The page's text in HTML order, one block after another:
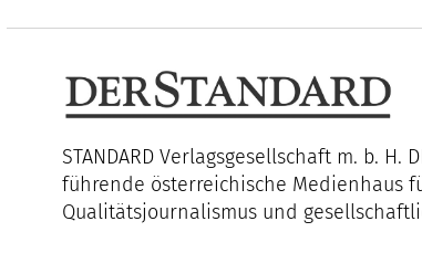
STANDARD Verlagsgesellschaft m. b. H.
führende österreichische Medienhaus
Qualitätsjournalismus und